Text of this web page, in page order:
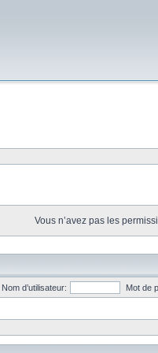
Vous n’avez pas les
Nom d’utilisateur: Mot de